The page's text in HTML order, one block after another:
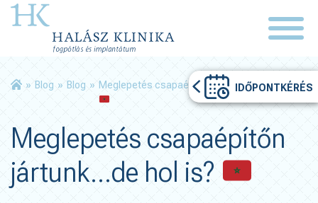
IDŐPONTKÉRÉS
» Blog » Blog » Meglepetés csapaépítőn jártunk…de hol is?
Meglepetés csapaépítőn
jártunk…de hol is?